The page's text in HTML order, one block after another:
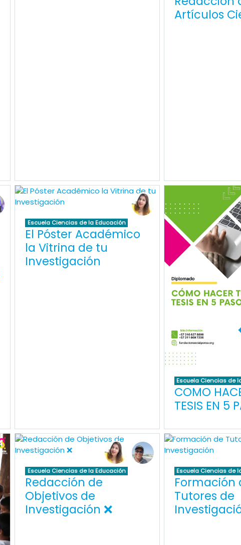
Artículos
Escuela Ciencias de la Educación
El Póster Académico
la Vitrina de tu
Investigación
Escuela Ciencias de
COMO
TESIS EN 5
Escuela Ciencias de la Educación
Redacción de
Objetivos de
Investigación ❌
Escuela Ciencias de
Formación
Tutores de